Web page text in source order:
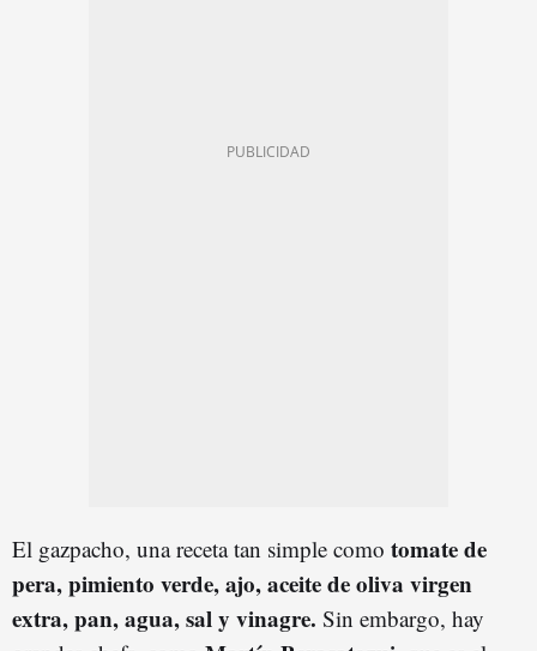
El gazpacho, una receta tan simple como tomate de
pera, pimiento verde, ajo, aceite de oliva virgen
extra, pan, agua, sal y vinagre. Sin embargo, hay